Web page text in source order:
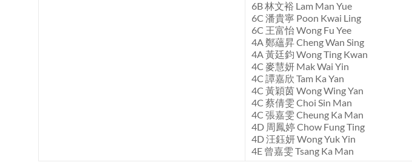
6B 林文裕 Lam Man Yue
6C 潘貴寧 Poon Kwai Ling
6C 王富怡 Wong Fu Yee
4A 鄭蘊昇 Cheng Wan Sing
4A 黃廷鈞 Wong Ting Kwan
4C 麥慧妍 Mak Wai Yin
4C 譚嘉欣 Tam Ka Yan
4C 黃穎茵 Wong Wing Yan
4C 蔡倩雯 Choi Sin Man
4C 張嘉雯 Cheung Ka Man
4D 周鳳婷 Chow Fung Ting
4D 汪鈺妍 Wong Yuk Yin
4E 曾嘉雯 Tsang Ka Man